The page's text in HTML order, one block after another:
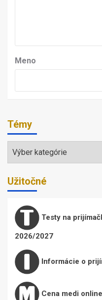
Meno
Témy
Témy
Užitočné
Testy na
2026/2027
Informácie o
Cena medi online